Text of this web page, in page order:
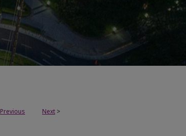
Previous Next >